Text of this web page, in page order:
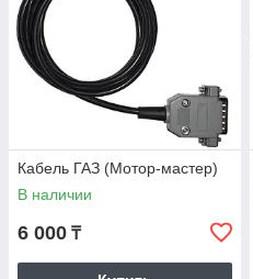
Кабель ГАЗ (Мотор-мастер)
В наличии
6 000 ₸